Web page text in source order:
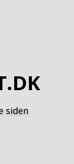
siden